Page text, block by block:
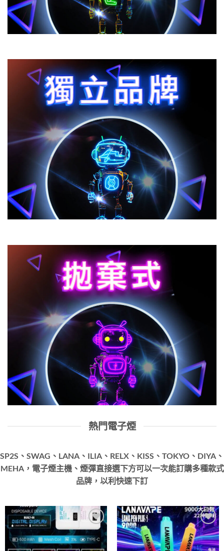
熱門電子煙
SP2S、SWAG、LANA、ILIA、RELX、KISS、TOKYO、DIYA、
MEHA，電子煙主機、煙彈直接選下方可以一次能訂購多種款式
品牌，以利快速下訂
Add to
wishlist
Add to
wishlist